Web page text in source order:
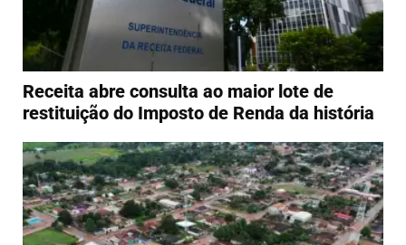
Receita abre consulta ao maior lote de
restituição do Imposto de Renda da história